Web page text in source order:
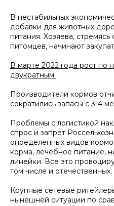
В нестабильных
добавки для животных
питания. Хозяева,
питомцев, начинают
В марте 2022 года рост по
двукратным.
Производители кормов
сократились запасы с 3-4
Проблемы с логистикой
спрос и запрет
определенных видов
корма, лечебное питание,
линейки. Все это
том числе и отечественных.
Крупные сетевые
нынешней ситуации по